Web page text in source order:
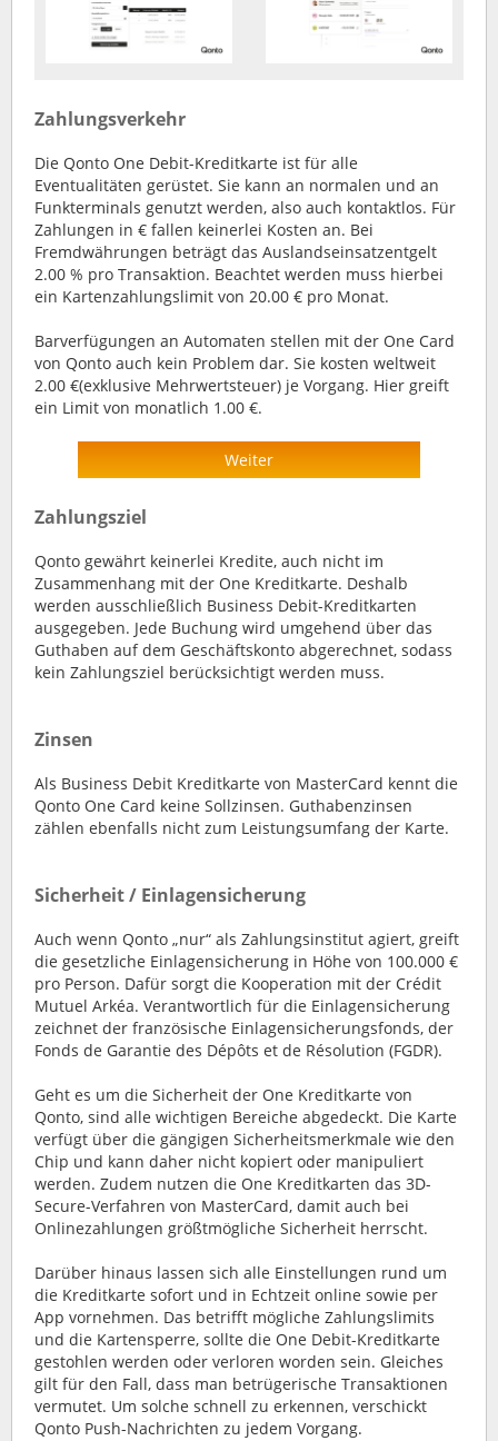
Zahlungsverkehr
Die Qonto One Debit-Kreditkarte ist für alle
Eventualitäten gerüstet. Sie kann an normalen und an
Funkterminals genutzt werden, also auch kontaktlos. Für
Zahlungen in € fallen keinerlei Kosten an. Bei
Fremdwährungen beträgt das Auslandseinsatzentgelt
2.00 % pro Transaktion. Beachtet werden muss hierbei
ein Kartenzahlungslimit von 20.00 € pro Monat.
Barverfügungen an Automaten stellen mit der One Card
von Qonto auch kein Problem dar. Sie kosten weltweit
2.00 €(exklusive Mehrwertsteuer) je Vorgang. Hier greift
ein Limit von monatlich 1.00 €.
Weiter
Zahlungsziel
Qonto gewährt keinerlei Kredite, auch nicht im
Zusammenhang mit der One Kreditkarte. Deshalb
werden ausschließlich Business Debit-Kreditkarten
ausgegeben. Jede Buchung wird umgehend über das
Guthaben auf dem Geschäftskonto abgerechnet, sodass
kein Zahlungsziel berücksichtigt werden muss.
Zinsen
Als Business Debit Kreditkarte von MasterCard kennt die
Qonto One Card keine Sollzinsen. Guthabenzinsen
zählen ebenfalls nicht zum Leistungsumfang der Karte.
Sicherheit / Einlagensicherung
Auch wenn Qonto „nur“ als Zahlungsinstitut agiert, greift
die gesetzliche Einlagensicherung in Höhe von 100.000 €
pro Person. Dafür sorgt die Kooperation mit der Crédit
Mutuel Arkéa. Verantwortlich für die Einlagensicherung
zeichnet der französische Einlagensicherungsfonds, der
Fonds de Garantie des Dépôts et de Résolution (FGDR).
Geht es um die Sicherheit der One Kreditkarte von
Qonto, sind alle wichtigen Bereiche abgedeckt. Die Karte
verfügt über die gängigen Sicherheitsmerkmale wie den
Chip und kann daher nicht kopiert oder manipuliert
werden. Zudem nutzen die One Kreditkarten das 3D-
Secure-Verfahren von MasterCard, damit auch bei
Onlinezahlungen größtmögliche Sicherheit herrscht.
Darüber hinaus lassen sich alle Einstellungen rund um
die Kreditkarte sofort und in Echtzeit online sowie per
App vornehmen. Das betrifft mögliche Zahlungslimits
und die Kartensperre, sollte die One Debit-Kreditkarte
gestohlen werden oder verloren worden sein. Gleiches
gilt für den Fall, dass man betrügerische Transaktionen
vermutet. Um solche schnell zu erkennen, verschickt
Qonto Push-Nachrichten zu jedem Vorgang.